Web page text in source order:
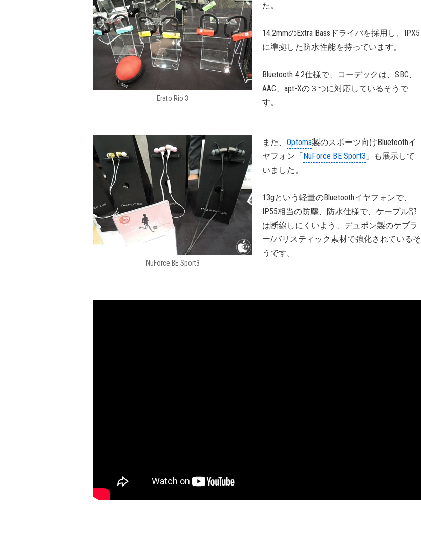
Erato Rio 3
た。
14.2mmのExtra Bassドライバを採用し、IPX5
に準拠した防水性能を持っています。
Bluetooth 4.2仕様で、コーデックは、SBC、
AAC、apt-Xの３つに対応しているそうで
す。
NuForce BE Sport3
また、 Optoma製のスポーツ向けBluetoothイ
ヤフォン「NuForce BE Sport3 」も展示して
いました。
13gという軽量のBluetoothイヤフォンで、
IP55相当の防塵、防水仕様で、ケーブル部
は断線しにくいよう、デュポン製のケブラ
ー/バリスティック素材で強化されているそ
うです。